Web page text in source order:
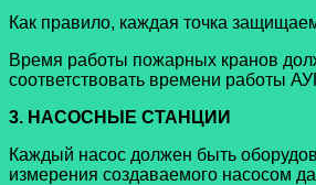
Как правило, каждая точка
Время работы пожарных кранов
соответствовать времени работы
3. НАСОСНЫЕ СТАНЦИИ
Каждый насос должен быть
измерения создаваемого насосом